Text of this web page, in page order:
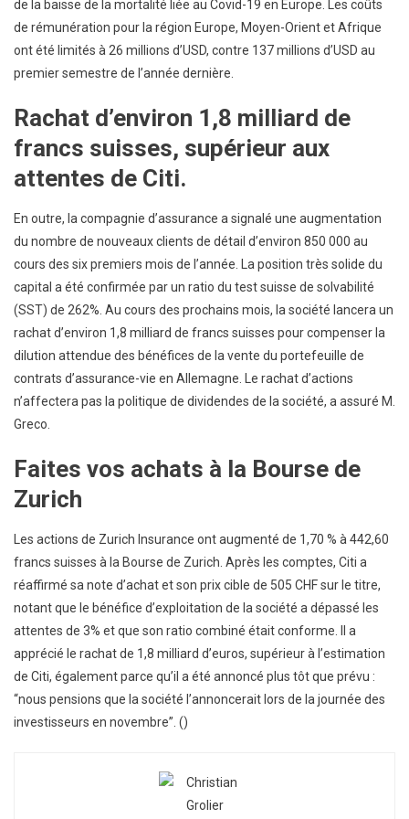
de la baisse de la mortalité liée au Covid-19 en Europe. Les coûts
de rémunération pour la région Europe, Moyen-Orient et Afrique
ont été limités à 26 millions d’USD, contre 137 millions d’USD au
premier semestre de l’année dernière.
Rachat d’environ 1,8 milliard de
francs suisses, supérieur aux
attentes de Citi.
En outre, la compagnie d’assurance a signalé une augmentation
du nombre de nouveaux clients de détail d’environ 850 000 au
cours des six premiers mois de l’année. La position très solide du
capital a été confirmée par un ratio du test suisse de solvabilité
(SST) de 262%. Au cours des prochains mois, la société lancera un
rachat d’environ 1,8 milliard de francs suisses pour compenser la
dilution attendue des bénéfices de la vente du portefeuille de
contrats d’assurance-vie en Allemagne. Le rachat d’actions
n’affectera pas la politique de dividendes de la société, a assuré M.
Greco.
Faites vos achats à la Bourse de
Zurich
Les actions de Zurich Insurance ont augmenté de 1,70 % à 442,60
francs suisses à la Bourse de Zurich. Après les comptes, Citi a
réaffirmé sa note d’achat et son prix cible de 505 CHF sur le titre,
notant que le bénéfice d’exploitation de la société a dépassé les
attentes de 3% et que son ratio combiné était conforme. Il a
apprécié le rachat de 1,8 milliard d’euros, supérieur à l’estimation
de Citi, également parce qu’il a été annoncé plus tôt que prévu :
“nous pensions que la société l’annoncerait lors de la journée des
investisseurs en novembre”. ()